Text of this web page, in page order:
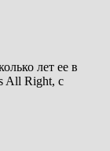
лет ее в
All Right, с